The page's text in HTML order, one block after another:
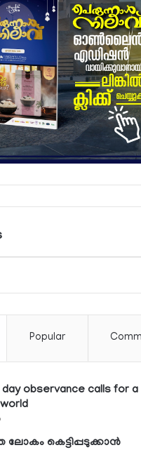
Popular
day observance calls for a
കെട്ടിപ്പടുക്കാന്‍